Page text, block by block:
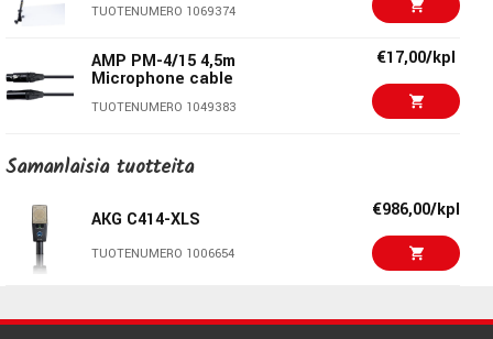
Audeze LCD-X
TUOTENUMERO 1070631
€1259,00/kpl
RME Fireface UCX II €1290,00/kpl
Bass VI Lrl Burgundy
TUOTENUMERO 1090480
€549,00
TUOTENUMERO 1069374
AMP PM-4/15 4,5m
Microphone cable
TUOTENUMERO 1049383
€17,00/kpl
sE Electronics RF PRO
sE Electronics METAL €33,00/kpl
Samanlaisia ​​tuotteita
AKG C414-XLS
TUOTENUMERO 1006654
€986,00/kpl